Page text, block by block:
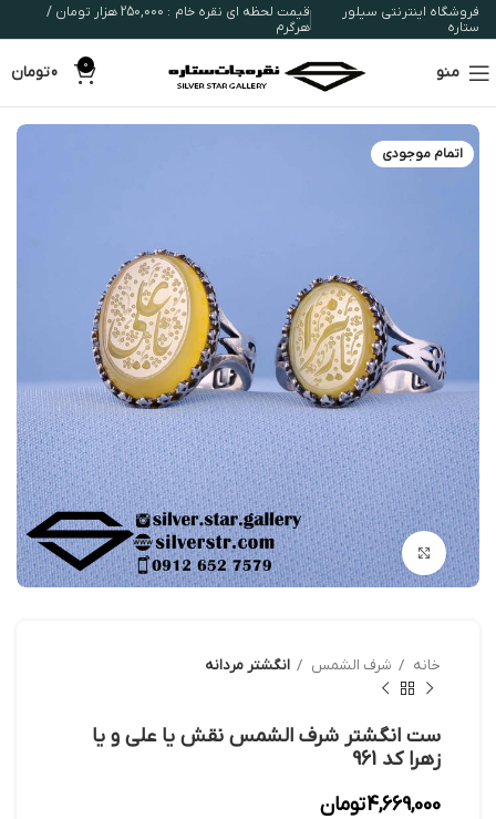
فروشگاه اینترنتی سیلور
ستاره
قیمت لحظه ای نقره خام : 250,000 هزار تومان /
هرگرم
منو 0
0تومان
اتمام موجودی
بزرگنمایی تصویر
خانه شرف الشمس انگشتر مردانه
ست انگشتر شرف الشمس نقش یا علی و یا
زهرا کد 961
4,669,000تومان